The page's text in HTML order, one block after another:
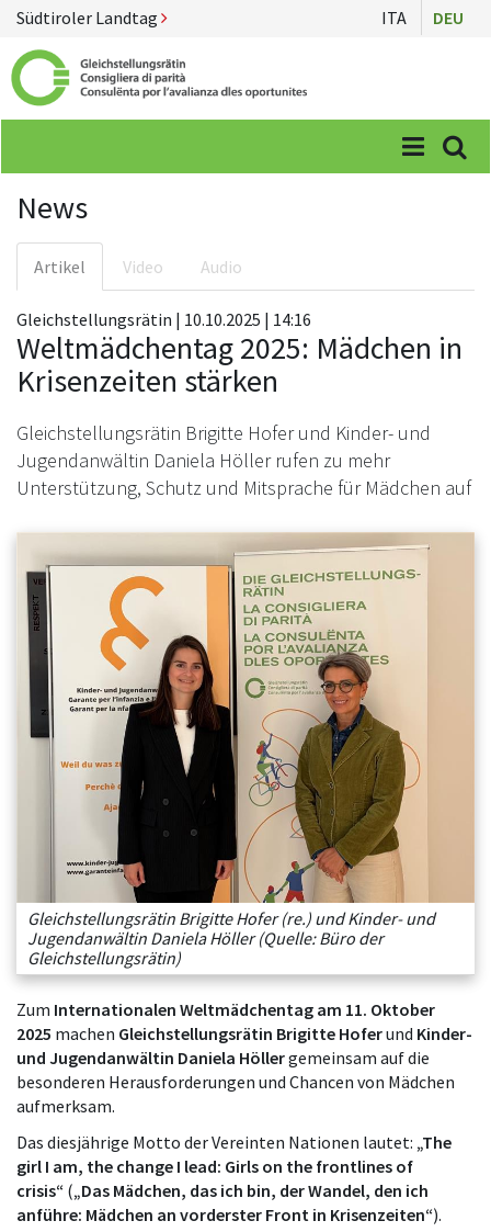
Südtiroler Landtag ITA DEU
Menü
News
Artikel Video Audio
Gleichstellungsrätin | 10.10.2025 | 14:16
Weltmädchentag 2025: Mädchen in
Krisenzeiten stärken
Gleichstellungsrätin Brigitte Hofer und Kinder- und
Jugendanwältin Daniela Höller rufen zu mehr
Unterstützung, Schutz und Mitsprache für Mädchen auf
Gleichstellungsrätin Brigitte Hofer (re.) und Kinder- und
Jugendanwältin Daniela Höller (Quelle: Büro der
Gleichstellungsrätin)
Zum Internationalen Weltmädchentag am 11. Oktober
2025 machen Gleichstellungsrätin Brigitte Hoferund Kinder-
und Jugendanwältin Daniela Höllergemeinsam auf die
besonderen Herausforderungen und Chancen von Mädchen
aufmerksam.
Das diesjährige Motto der Vereinten Nationen lautet: „The
girl I am, the change I lead: Girls on the frontlines of
crisis“ („Das Mädchen, das ich bin, der Wandel, den ich
anführe: Mädchen an vorderster Front in Krisenzeiten“).